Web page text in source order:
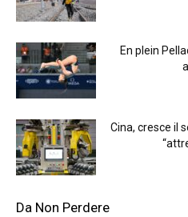
En plein
Cina, cresce il
Da Non Perdere